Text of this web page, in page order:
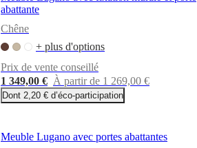
abattante
Chêne
+ plus d'options
Prix de vente conseillé
1 349,00 € À partir de 1 269,00 €
Dont 2,20 € d’éco-participation
Meuble Lugano avec portes abattantes